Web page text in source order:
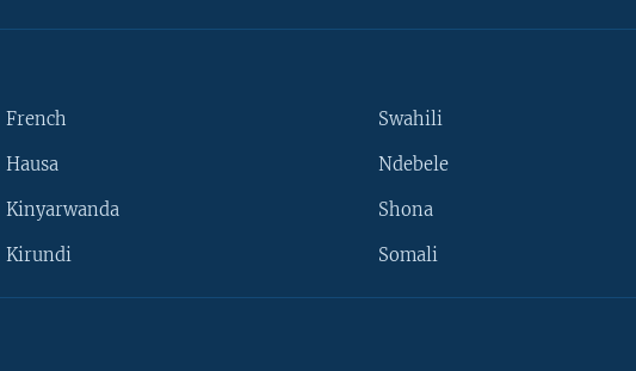
French
Hausa
Kinyarwanda
Kirundi
Swahili
Ndebele
Shona
Somali